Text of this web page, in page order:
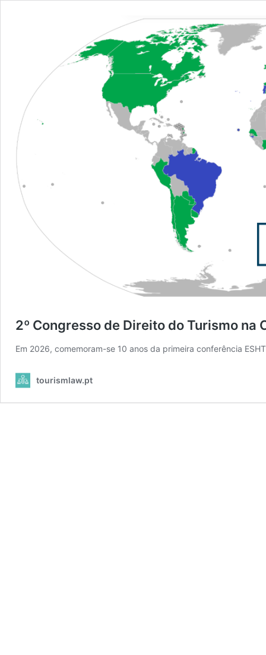
2º Congresso de Direito do Turismo na
Em 2026, comemoram-se 10 anos da primeira conferência
tourismlaw.pt